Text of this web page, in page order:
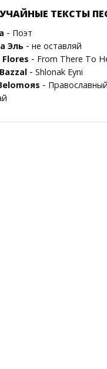
ТЕКСТЫ
- Поэт
Эль - не оставляй
- From There To
- Shlonak Eyni
- Православный